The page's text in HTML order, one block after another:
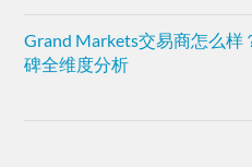
Grand Markets交易商怎么样
碑全维度分析